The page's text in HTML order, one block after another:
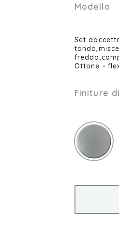
Modello
Set
Ottone -
Finiture